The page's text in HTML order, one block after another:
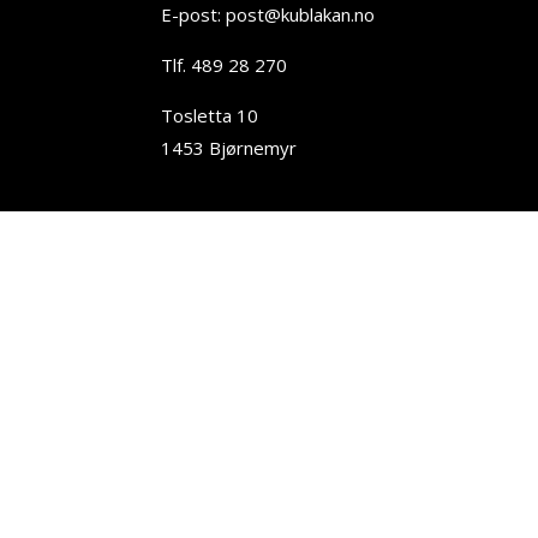
E-post: post@kublakan.no
Tlf. 489 28 270
Tosletta 10
1453 Bjørnemyr